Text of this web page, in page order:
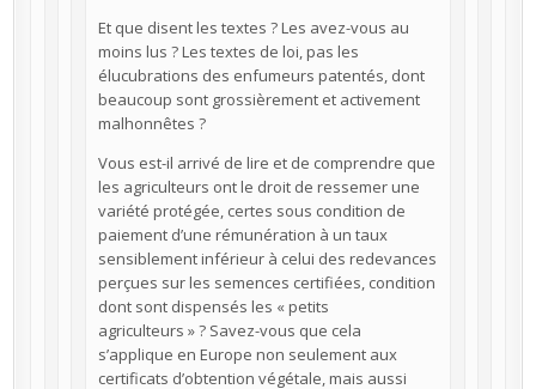
Et que disent les textes ? Les avez-vous au
moins lus ? Les textes de loi, pas les
élucubrations des enfumeurs patentés, dont
beaucoup sont grossièrement et activement
malhonnêtes ?
Vous est-il arrivé de lire et de comprendre que
les agriculteurs ont le droit de ressemer une
variété protégée, certes sous condition de
paiement d’une rémunération à un taux
sensiblement inférieur à celui des redevances
perçues sur les semences certifiées, condition
dont sont dispensés les « petits
agriculteurs » ? Savez-vous que cela
s’applique en Europe non seulement aux
certificats d’obtention végétale, mais aussi